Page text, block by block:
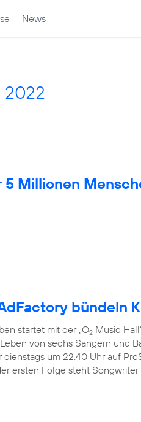
News
2022
5 Millionen
bündeln
startet mit der „O2 Music
von sechs Sängern und
um 22.40 Uhr auf
ersten Folge steht